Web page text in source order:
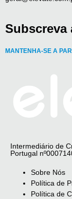
Subscreva
MANTENHA-SE A
Intermediário de
Portugal
Sobre Nós
Política de
Política de